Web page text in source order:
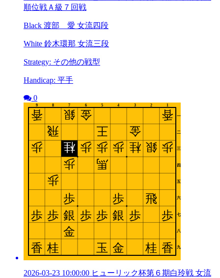
順位戦Ａ級７回戦
Black 渡部 愛 女流四段
White 鈴木環那 女流三段
Strategy: その他の戦型
Handicap: 平手
0
2026-03-23 10:00:00 ヒューリック杯第６期白玲戦 女流